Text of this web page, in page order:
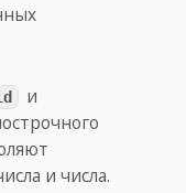
и
и числа.